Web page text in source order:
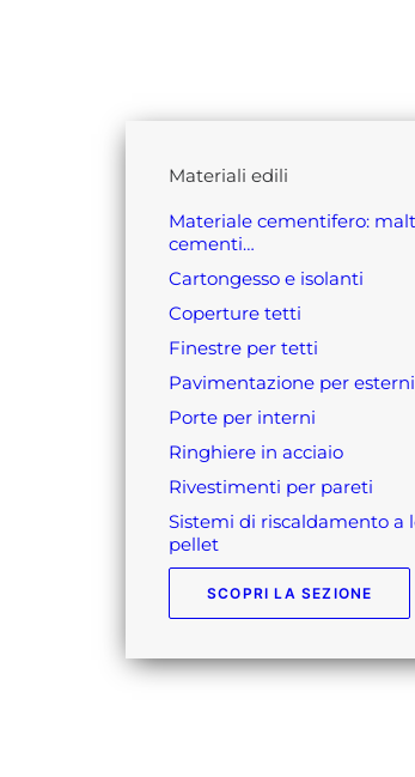
materiali edili
materiale cementifero: malte, rasanti, e
cementi…
cartongesso e isolanti
coperture tetti
finestre per tetti
pavimentazione per esterni
porte per interni
ringhiere in acciaio
rivestimenti per pareti
sistemi di riscaldamento a legna e
pellet
SCOPRI LA SEZIONE